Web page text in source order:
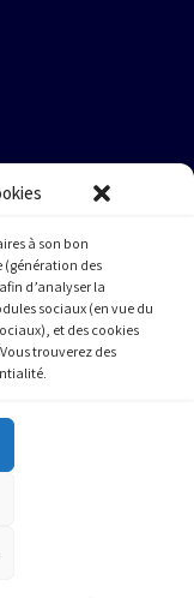
à son bon
(génération des
d’analyser la
sociaux (en vue du
et des cookies
trouverez des